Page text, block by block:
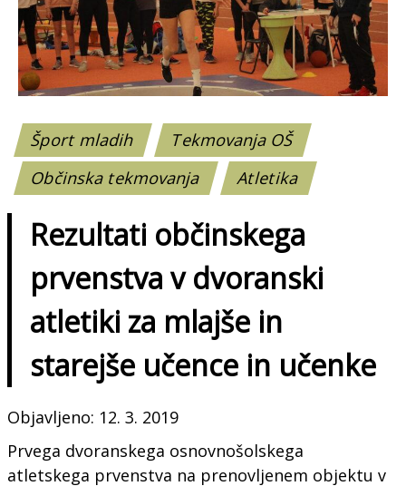
Šport mladih
Tekmovanja OŠ
Občinska tekmovanja
Atletika
Rezultati občinskega
prvenstva v dvoranski
atletiki za mlajše in
starejše učence in učenke
Objavljeno: 12. 3. 2019
Prvega dvoranskega osnovnošolskega
atletskega prvenstva na prenovljenem objektu v